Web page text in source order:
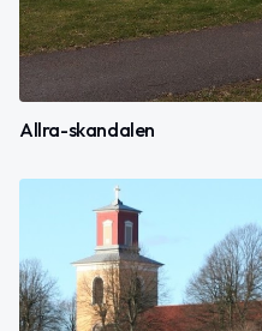
Allra-skandalen